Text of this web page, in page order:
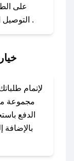
لا تقلق!
على
التوصيل السريع، يرجى تقديم طلبك قبل الساعة .
لإتمام
مجموعة
الدفع